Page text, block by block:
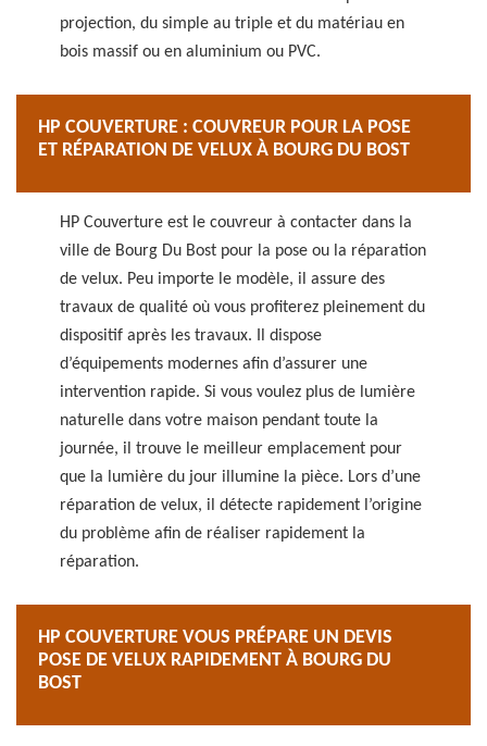
projection, du simple au triple et du matériau en
bois massif ou en aluminium ou PVC.
HP COUVERTURE : COUVREUR POUR LA POSE
ET RÉPARATION DE VELUX À BOURG DU BOST
HP Couverture est le couvreur à contacter dans la
ville de Bourg Du Bost pour la pose ou la réparation
de velux. Peu importe le modèle, il assure des
travaux de qualité où vous profiterez pleinement du
dispositif après les travaux. Il dispose
d’équipements modernes afin d’assurer une
intervention rapide. Si vous voulez plus de lumière
naturelle dans votre maison pendant toute la
journée, il trouve le meilleur emplacement pour
que la lumière du jour illumine la pièce. Lors d’une
réparation de velux, il détecte rapidement l’origine
du problème afin de réaliser rapidement la
réparation.
HP COUVERTURE VOUS PRÉPARE UN DEVIS
POSE DE VELUX RAPIDEMENT À BOURG DU
BOST